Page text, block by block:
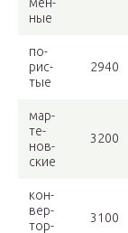
ные
по­
рис­
тые
2940
мар­
те­
нов­
ские
3200
кон­
вер­
тор­
3100